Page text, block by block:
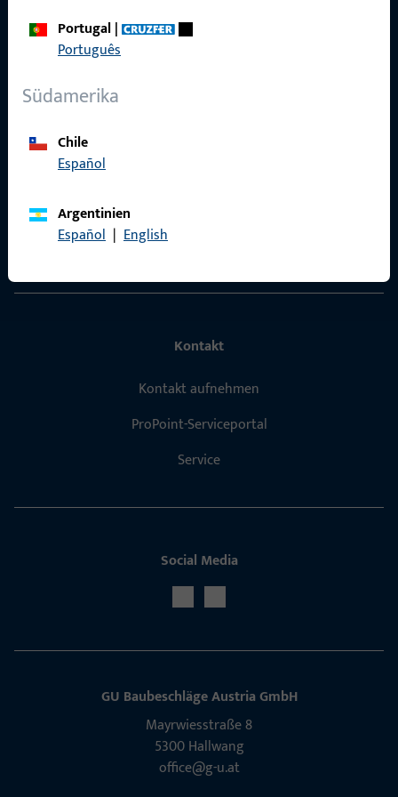
Portugal|
Português
Südamerika
Chile
Español
Argentinien
Español | EnglishProduktkatalog
Kontakt
Kontakt aufnehmen
ProPoint-Serviceportal
Service
Social Media
GU Baubeschläge Aus­tria GmbH
Mayrwies­straße 8
5300 Hall­wang
office@g-u.at